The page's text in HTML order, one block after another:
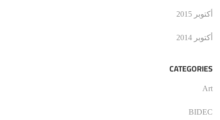
أكتوبر 2015
أكتوبر 2014
CATEGORIES
Art
BIDEC